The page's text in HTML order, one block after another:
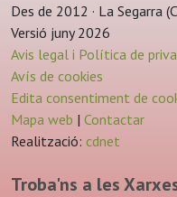
Des de 2012 · La Segarra
Versió juny 2026
Avis legal i Política de
Avís de cookies
Edita consentiment de
Mapa web | Contactar
Realització: cdnet
Troba'ns a les